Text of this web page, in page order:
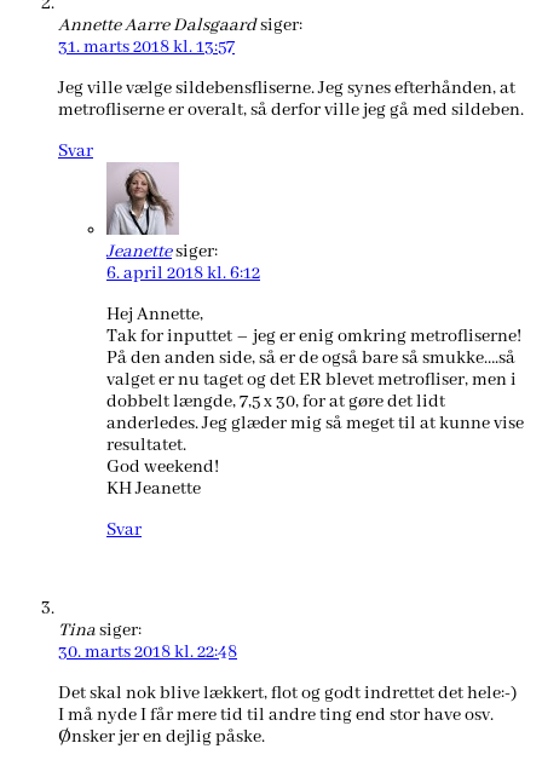
Annette Aarre Dalsgaardsiger:
31. marts 2018 kl. 13:57
Jeg ville vælge sildebensfliserne. Jeg synes efterhånden, at
metrofliserne er overalt, så derfor ville jeg gå med sildeben.
Svar
Jeanettesiger:
6. april 2018 kl. 6:12
Hej Annette,
Tak for inputtet – jeg er enig omkring metrofliserne!
På den anden side, så er de også bare så smukke….så
valget er nu taget og det ER blevet metrofliser, men i
dobbelt længde, 7,5 x 30, for at gøre det lidt
anderledes. Jeg glæder mig så meget til at kunne vise
resultatet.
God weekend!
KH Jeanette
Svar
Tinasiger:
30. marts 2018 kl. 22:48
Det skal nok blive lækkert, flot og godt indrettet det hele:-)
I må nyde I får mere tid til andre ting end stor have osv.
Ønsker jer en dejlig påske.